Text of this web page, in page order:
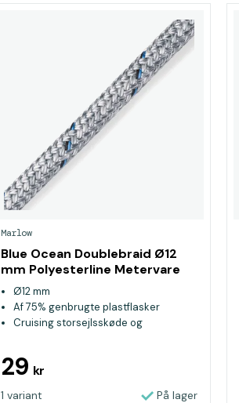
Marlow
Blue Ocean Doublebraid Ø12
mm Polyesterline Metervare
Grå
Ø12 mm
Af 75% genbrugte plastflasker
Cruising storsejlsskøde og
29 kr
1 variant På lager